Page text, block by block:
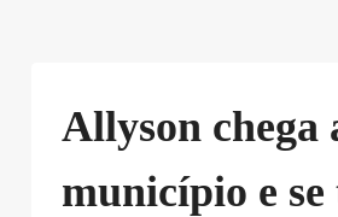
Allyson chega
município e